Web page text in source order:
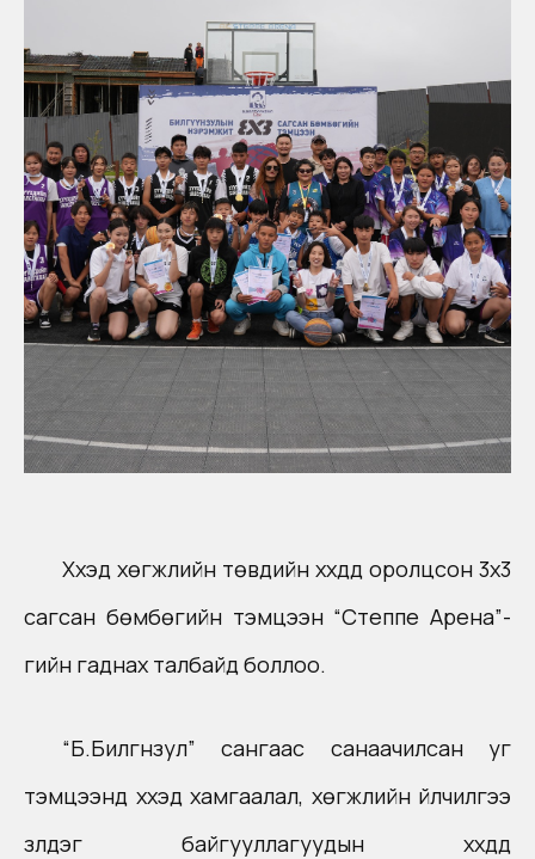
Хүүхэд хөгжлийн төвүүдийн хүүхдүүд оролцсон 3х3
сагсан бөмбөгийн тэмцээн “Степпе Арена”-
гийн гаднах талбайд боллоо.
“Б.Билгүүнзул” сангаас санаачилсан уг
тэмцээнд хүүхэд хамгаалал, хөгжлийн үйлчилгээ
үзүүлдэг байгууллагуудын хүүхдүүд